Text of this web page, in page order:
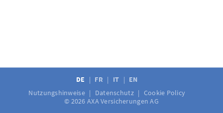
DE FR IT
EN
Nutzungshinweise
Datenschutz
Cookie Policy
© 2026 AXA Versicherungen AG